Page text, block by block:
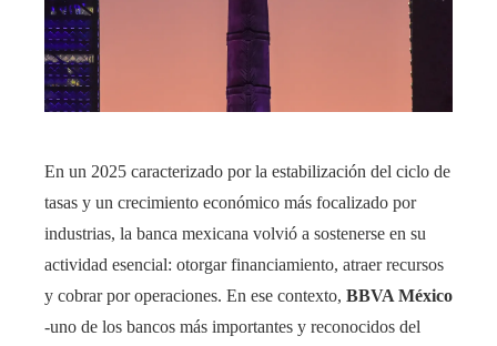
En un 2025 caracterizado por la estabilización del ciclo de
tasas y un crecimiento económico más focalizado por
industrias, la banca mexicana volvió a sostenerse en su
actividad esencial: otorgar financiamiento, atraer recursos
y cobrar por operaciones. En ese contexto, BBVA México
-uno de los bancos más importantes y reconocidos del